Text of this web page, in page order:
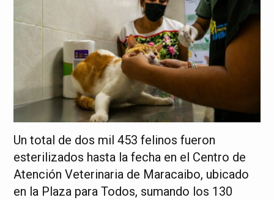
Un total de dos mil 453 felinos fueron
esterilizados hasta la fecha en el Centro de
Atención Veterinaria de Maracaibo, ubicado
en la Plaza para Todos, sumando los 130